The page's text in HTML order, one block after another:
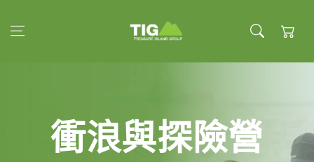
大車
衝浪與探險營